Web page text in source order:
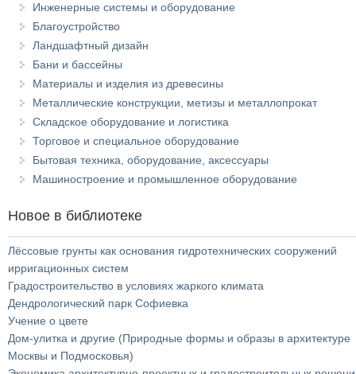
Инженерные системы и оборудование
Благоустройство
Ландшафтный дизайн
Бани и бассейны
Материалы и изделия из древесины
Металлические конструкции, метизы и металлопрокат
Складское оборудование и логистика
Торговое и специальное оборудование
Бытовая техника, оборудование, аксессуары
Машиностроение и промышленное оборудование
Новое в библиотеке
Лёссовые грунты как основания гидротехнических сооружений
ирригационных систем
Градостроительство в условиях жаркого климата
Дендрологический парк Софиевка
Учение о цвете
Дом-улитка и другие (Природные формы и образы в архитектуре
Москвы и Подмосковья)